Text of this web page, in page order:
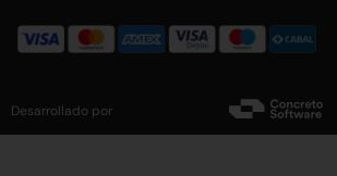
Desarrollado por